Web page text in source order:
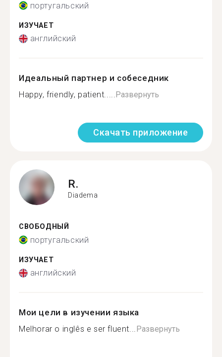
португальский
ИЗУЧАЕТ
английский
Идеальный партнер и собеседник
Happy, friendly, patient.....Развернуть
Скачать приложение
R.
Diadema
СВОБОДНЫЙ
португальский
ИЗУЧАЕТ
английский
Мои цели в изучении языка
Melhorar o inglês e ser fluent...Развернуть